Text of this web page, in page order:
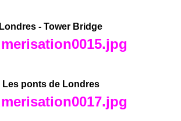
Londres - Tower Bridge
Les ponts de Londres